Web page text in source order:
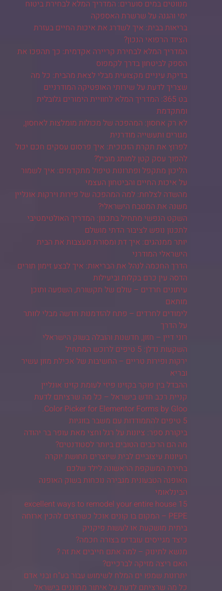
מנווטים במים סוערים: המדריך המלא לבחירת ביטוח
ימי והגנה על שרשרת האספקה
בריאות בבית: איך לשדרג את איכות החיים בעזרת
הציוד הרפואי הנכון?
המדריך המלא לבחירת קריירה אקדמית: כך תהפכו את
הספק לביטחון בדרך לקמפוס
בדיקת עיניים מקצועית מבלי לצאת מהבית: כל מה
שצריך לדעת על שירותי האופטיקה המודרניים
בט 365: המדריך המלא לחוויית הימורים גלובלית
ומתקדמת
לא רק אחסון: המהפכה של מכולות מומלצות לאחסון,
מגורים ותעשייה מודרנית
לפרוץ את תקרת הזכוכית: איך פרסום עסקים חכם יכול
להפוך עסק קטן למותג מוביל?
הליכון מתקפל ופתרונות טיפול מתקדמים: איך לשמור
על איכות החיים והביטחון העצמי
מהשדה לצלחת: למה המהפכה של פירות וירקות אונליין
משנה את המטבח הישראלי?
השקט הנפשי מתחיל בתכנון: המדריך האולטימטיבי
לתכנון נופש לציבור הדתי מושלם
יותר ממנהגים: איך דת ומסורת מעצבות את הבית
הישראלי המודרני
הדרך החכמה לנהל את הבריאות: איך לבצע זימון תורים
הדסה עין כרם בקלות וביעילות
עיתונים חרדים – עולם של תקשורת, השפעה ותוכן
מותאם
לימודים לחרדים – פתח להזדמנות חדשה מבלי לוותר
על הדרך
רוני דיין – חזון, חדשנות והובלה בשוק הישראלי
השקעות נדלן: 5 טיפים לרוכש המתחיל
ירקות ופירות טריים – החשיבות של אכילת מזון עשיר
ובריא
ההבדל בין פוקר בקזינו פיזי לעומת קזינו אונליין
קניית רכב חדש בישראל – כל מה שרציתם לדעת
Color Picker for Elementor Forms by Gloo.
5 טיפים להתמודדות עם משבר בזוגיות
ביקורת ספר: ציונות על רגל וחצי מאת עופר בר יהודה
מה הם הרכבים הטובים ביותר לסטודנטים?
רעיונות עיצוביים לבית שיוצרים תחושת יוקרה
בחירת המשקפת הראשונה לילד שלכם
האופנה הטבעונית מגבירה נוכחות בשוק האופנה
הבינלאומי
15 excellent ways to remodel your entire house
PEPE – המקום בו קונים אוכל כשרוצים להכין ארוחה
ביתית מושקעת או לעשות פיקניק
כיצד מגייסים עובדים בצורה חכמה?
מנשא לתינוק – למה אתם חייבים את זה ?
האם ריצה מזיקה לברכיים?
יתרונות שמפו ים המלח לשימוש עבור בע"ח ובני אדם
כל מה שרציתם לדעת על איתור מחוננים בישראל